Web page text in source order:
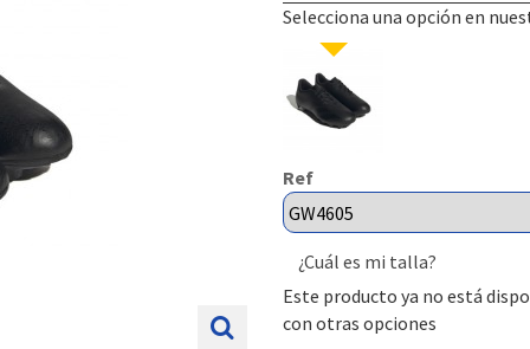
Selecciona una opción en
Ref
¿Cuál es mi talla?
Este producto ya no está
con otras opciones